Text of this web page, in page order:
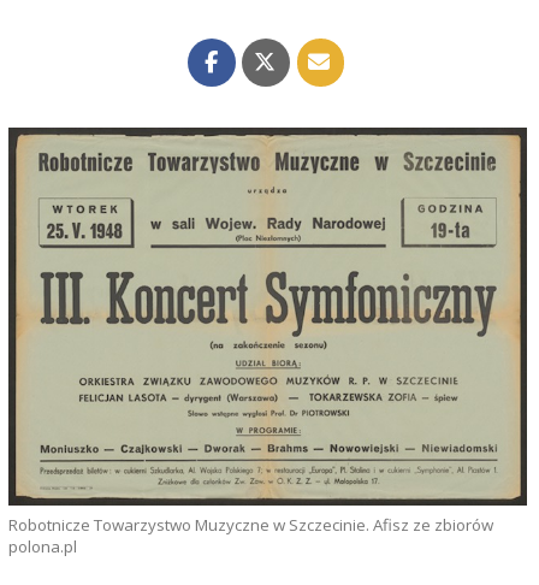
Robotnicze Towarzystwo Muzyczne w Szczecinie. Afisz ze zbiorów
polona.pl